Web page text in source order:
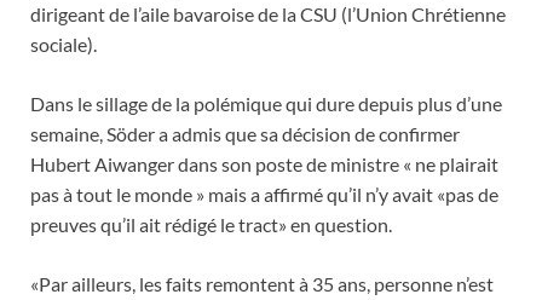
dirigeant de l’aile bavaroise de la CSU (l’Union Chrétienne
sociale).
Dans le sillage de la polémique qui dure depuis plus d’une
semaine, Söder a admis que sa décision de confirmer
Hubert Aiwanger dans son poste de ministre « ne plairait
pas à tout le monde » mais a affirmé qu’il n’y avait «pas de
preuves qu’il ait rédigé le tract» en question.
«Par ailleurs, les faits remontent à 35 ans, personne n’est